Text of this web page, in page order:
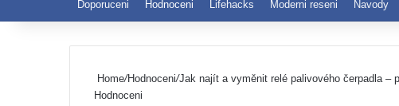
Doporuceni Hodnoceni Lifehacks Moderni reseni Navody
Home/Hodnoceni/Jak najít a vyměnit relé palivového čerpadla –
Hodnoceni